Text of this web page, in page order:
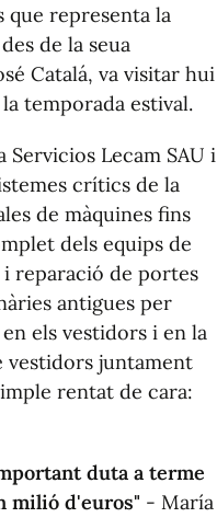
que representa la
de la seua
Catalá, va visitar hui
temporada estival.
Lecam SAU i
crítics de la
de màquines fins
dels equips de
reparació de portes
antigues per
els vestidors i en la
vestidors juntament
rentat de cara:
duta a terme
milió d'euros" - María